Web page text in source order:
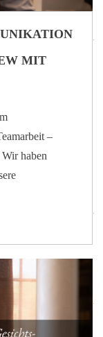
MIT
–
haben
in eine
haben Sie –
Ich heiße
zwei Jahren
und
bin. Ich